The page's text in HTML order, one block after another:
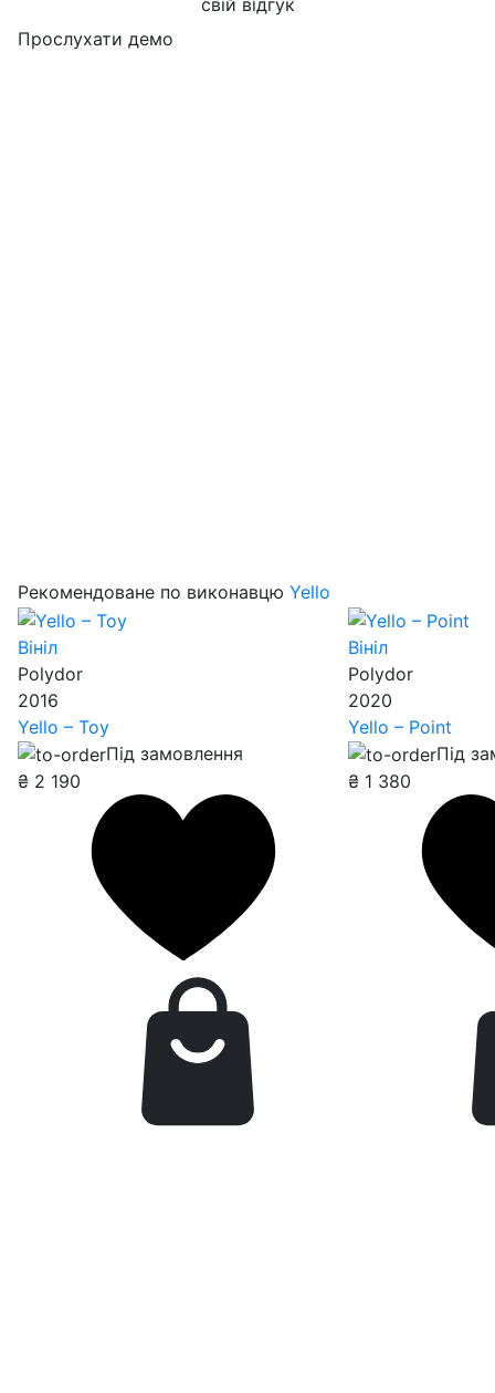
свій відгук
Прослухати демо
Рекомендоване по виконавцю Yello
Вініл
Polydor
2016
Yello – Toy
Під замовлення
₴ 2 190
Вініл
Polydor
2020
Yello – Point
Під
₴ 1 380